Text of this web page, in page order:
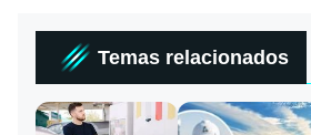
Temas relacionados